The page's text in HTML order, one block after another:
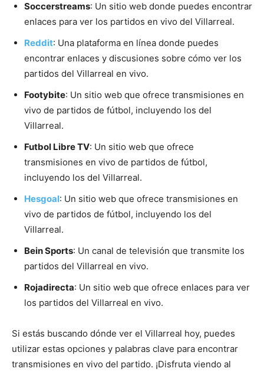
Soccerstreams: Un sitio web donde puedes encontrar
enlaces para ver los partidos en vivo del Villarreal.
Reddit: Una plataforma en línea donde puedes
encontrar enlaces y discusiones sobre cómo ver los
partidos del Villarreal en vivo.
Footybite: Un sitio web que ofrece transmisiones en
vivo de partidos de fútbol, incluyendo los del
Villarreal.
Futbol Libre TV: Un sitio web que ofrece
transmisiones en vivo de partidos de fútbol,
incluyendo los del Villarreal.
Hesgoal: Un sitio web que ofrece transmisiones en
vivo de partidos de fútbol, incluyendo los del
Villarreal.
Bein Sports: Un canal de televisión que transmite los
partidos del Villarreal en vivo.
Rojadirecta: Un sitio web que ofrece enlaces para ver
los partidos del Villarreal en vivo.
Si estás buscando dónde ver el Villarreal hoy, puedes
utilizar estas opciones y palabras clave para encontrar
transmisiones en vivo del partido. ¡Disfruta viendo al